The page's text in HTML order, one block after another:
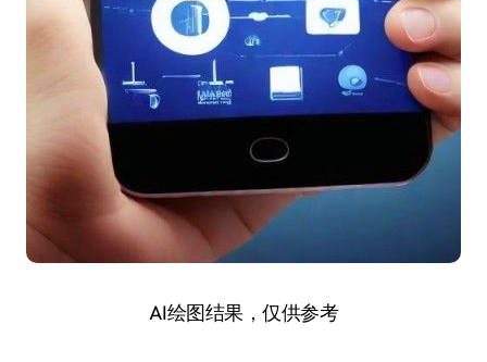
AI绘图结果，仅供参考